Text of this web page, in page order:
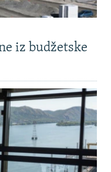
iz budžetske